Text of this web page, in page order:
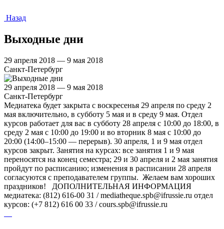
Назад
Выходные дни
29 апреля 2018 — 9 мая 2018
Санкт-Петербург
29 апреля 2018 — 9 мая 2018
Санкт-Петербург
Медиатека будет закрыта с воскресенья 29 апреля по среду 2
мая включительно, в субботу 5 мая и в среду 9 мая. Отдел
курсов работает для вас в субботу 28 апреля с 10:00 до 18:00, в
среду 2 мая с 10:00 до 19:00 и во вторник 8 мая с 10:00 до
20:00 (14:00–15:00 — перерыв). 30 апреля, 1 и 9 мая отдел
курсов закрыт. Занятия на курсах: все занятия 1 и 9 мая
переносятся на конец семестра; 29 и 30 апреля и 2 мая занятия
пройдут по расписанию; изменения в расписании 28 апреля
согласуются с преподавателем группы. Желаем вам хороших
праздников! ДОПОЛНИТЕЛЬНАЯ ИНФОРМАЦИЯ
медиатека: (812) 616-00 31 / mediatheque.spb@ifrussie.ru отдел
курсов: (+7 812) 616 00 33 / cours.spb@ifrussie.ru